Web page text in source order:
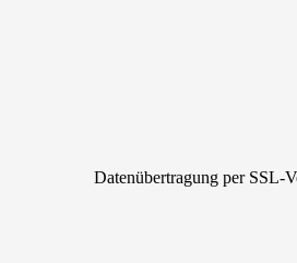
Datenübertragung per SSL-